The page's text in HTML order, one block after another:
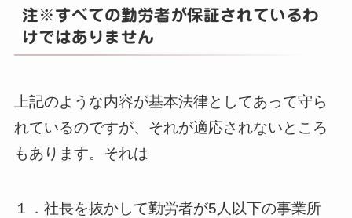
注※すべての勤労者が保証されているわ
けではありません
上記のような内容が基本法律としてあって守ら
れているのですが、それが適応されないところ
もあります。それは
１．社長を抜かして勤労者が5人以下の事業所